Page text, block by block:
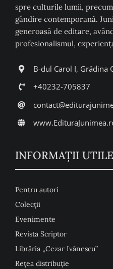
spre culturile lumii,
gândire contemporană.
generoasă de editare,
profesionalismul,
B-dul Carol I, Grădina
+40232-705837
INFORMAŢII UTILE
Pentru autori
Colecţii
Evenimente
Revista Scriptor
Librăria „Cezar Ivănescu”
Rețea distribuție